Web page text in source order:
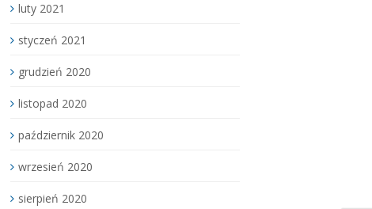
luty 2021
styczeń 2021
grudzień 2020
listopad 2020
październik 2020
wrzesień 2020
sierpień 2020